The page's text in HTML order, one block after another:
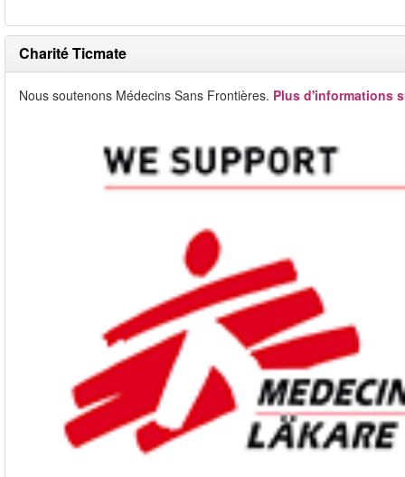
Charité Ticmate
Nous soutenons Médecins Sans Frontières. Plus d'informations